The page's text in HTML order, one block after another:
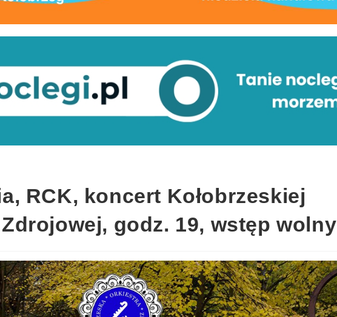
RCK, koncert Kołobrzeskiej
godz. 19, wstęp wolny